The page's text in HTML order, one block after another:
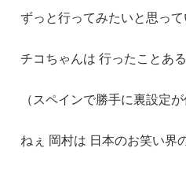
ずっと行ってみたいと思っ
チコちゃんは 行ったことあ
（スペインで勝手に裏設定
ねぇ 岡村は 日本のお笑い界